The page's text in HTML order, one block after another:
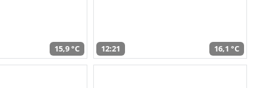
15,9 °C 12:21 16,1 °C